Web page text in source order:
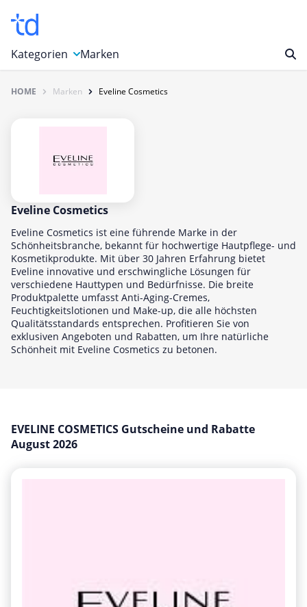
Kategorien
Auto, Motorrad & Werkzeuge
Computer & Elektronik
Essen & Trinken
Foto, Druck & Büro
Gaming & Spielzeug
Garten, Haushalt & Tiere
Gesundheit & Beauty
Mobilfunk & Internet
Mode & Accessoires
Urlaub & Reise
Marken
HOME Marken Eveline Cosmetics
Eveline Cosmetics
Eveline Cosmetics ist eine führende Marke in der
Schönheitsbranche, bekannt für hochwertige Hautpflege- und
Kosmetikprodukte. Mit über 30 Jahren Erfahrung bietet
Eveline innovative und erschwingliche Lösungen für
verschiedene Hauttypen und Bedürfnisse. Die breite
Produktpalette umfasst Anti-Aging-Cremes,
Feuchtigkeitslotionen und Make-up, die alle höchsten
Qualitätsstandards entsprechen. Profitieren Sie von
exklusiven Angeboten und Rabatten, um Ihre natürliche
Schönheit mit Eveline Cosmetics zu betonen.
EVELINE COSMETICS Gutscheine und Rabatte
August 2026